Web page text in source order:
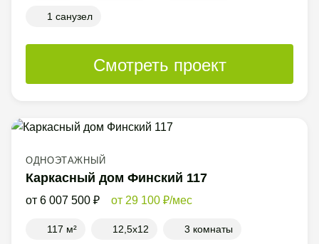
1 санузел
Смотреть проект
ОДНОЭТАЖНЫЙ
Каркасный дом Финский 117
6 007 500 29 100 /мес
117 м² 12,5x12 3 комнаты